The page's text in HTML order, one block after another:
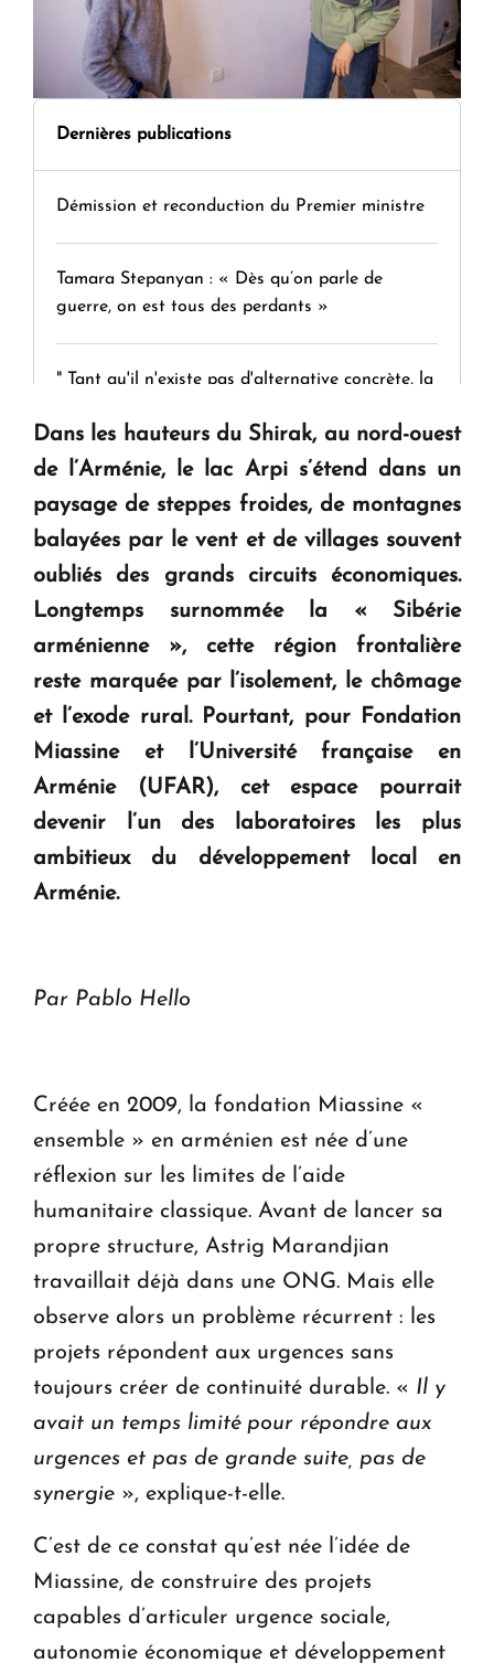
Dernières publications
Démission et reconduction du Premier ministre
Tamara Stepanyan : « Dès qu’on parle de
guerre, on est tous des perdants »
" Tant qu'il n'existe pas d'alternative concrète, la
KASA : 30 ans d'audace, de résilience et d'avenir
en Arménie
Le premier hôtel Hyatt Regency d'Arménie
ouvrira ses portes à Dilijan
Dans les hauteurs du Shirak, au nord-ouest
de l’Arménie, le lac Arpi s’étend dans un
paysage de steppes froides, de montagnes
balayées par le vent et de villages souvent
oubliés des grands circuits économiques.
Longtemps surnommée la « Sibérie
arménienne », cette région frontalière
reste marquée par l’isolement, le chômage
et l’exode rural. Pourtant, pour Fondation
Miassine et l’Université française en
Arménie (UFAR), cet espace pourrait
devenir l’un des laboratoires les plus
ambitieux du développement local en
Arménie.
Par Pablo Hello
Créée en 2009, la fondation Miassine «
ensemble » en arménien est née d’une
réflexion sur les limites de l’aide
humanitaire classique. Avant de lancer sa
propre structure, Astrig Marandjian
travaillait déjà dans une ONG. Mais elle
observe alors un problème récurrent : les
projets répondent aux urgences sans
toujours créer de continuité durable. « Il y
avait un temps limité pour répondre aux
urgences et pas de grande suite, pas de
synergie », explique-t-elle.
C’est de ce constat qu’est née l’idée de
Miassine, de construire des projets
capables d’articuler urgence sociale,
autonomie économique et développement